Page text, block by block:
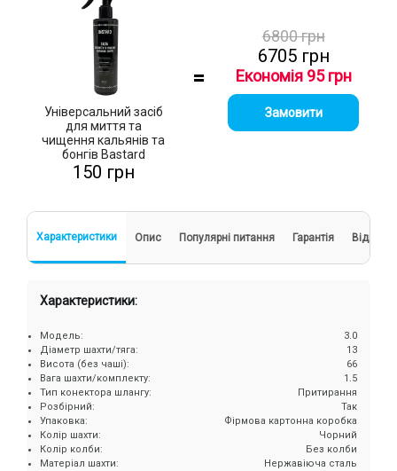
Універсальний засіб
для миття та
чищення кальянів та
бонгів Bastard
150 грн
=
6800 грн
6705 грн
Економія 95 грн
Замовити
Характеристики Опис Популярні питання Гарантія Відгуки
Характеристики:
Модель:
3.0
Діаметр шахти/тяга:
13
Висота (без чаші):
66
Вага шахти/комплекту:
1.5
Тип конектора шлангу:
Притирання
Розбірний:
Так
Упаковка:
Фірмова картонна коробка
Колір шахти:
Чорний
Колір колби:
Без колби
Матеріал шахти:
Нержавіюча сталь